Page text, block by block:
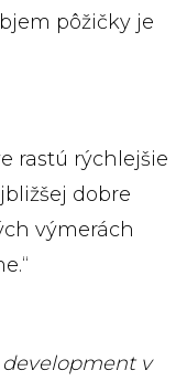
pôžičky je
rastú rýchlejšie
dobre
výmerách
development v